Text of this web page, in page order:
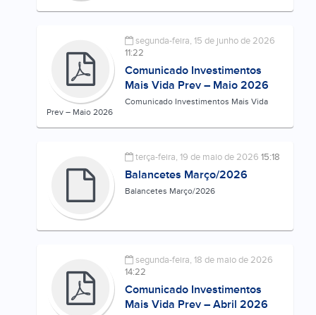
segunda-feira, 15 de junho de 2026
11:22
Comunicado Investimentos
Mais Vida Prev – Maio 2026
Comunicado Investimentos Mais Vida
Prev – Maio 2026
terça-feira, 19 de maio de 202615:18
Balancetes Março/2026
Balancetes Março/2026
segunda-feira, 18 de maio de 2026
14:22
Comunicado Investimentos
Mais Vida Prev – Abril 2026